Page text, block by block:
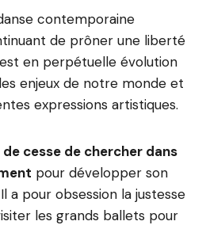
contemporaine
de prôner une liberté
en perpétuelle évolution
enjeux de notre monde et
expressions artistiques.
de cesse de chercher dans
pour développer son
a pour obsession la justesse
les grands ballets pour